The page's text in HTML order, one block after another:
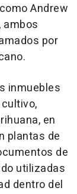
Andrew
ambos
por
inmuebles
en
plantas de
de
utilizadas
dentro del